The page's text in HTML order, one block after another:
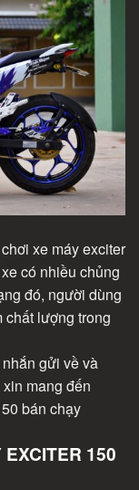
xe máy exciter
có nhiều chủng
đó, người dùng
chất lượng trong
gửi về và
mang đến
bán chạy
150